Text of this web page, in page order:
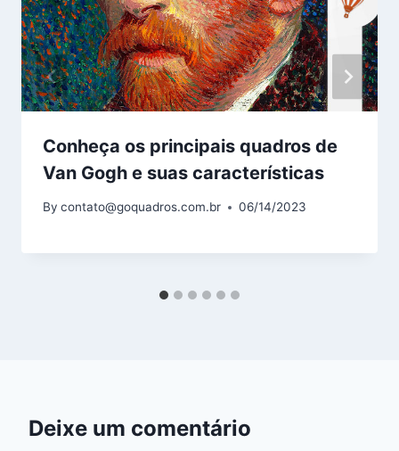
Conheça os principais quadros de
Van Gogh e suas características
By contato@goquadros.com.br 06/14/2023
Deixe um comentário